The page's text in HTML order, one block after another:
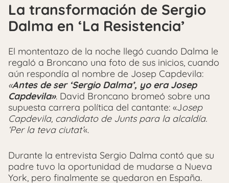
La transformación de Sergio
Dalma en ‘La Resistencia’
El montentazo de la noche llegó cuando Dalma le
regaló a Broncano una foto de sus inicios, cuando
aún respondía al nombre de Josep Capdevila:
«Antes de ser ‘Sergio Dalma’, yo era Josep
Capdevila». David Broncano bromeó sobre una
supuesta carrera política del cantante: «Josep
Capdevila, candidato de Junts para la alcaldía.
‘Per la teva ciutat’«.
Durante la entrevista Sergio Dalma contó que su
padre tuvo la oportunidad de mudarse a Nueva
York, pero finalmente se quedaron en España.